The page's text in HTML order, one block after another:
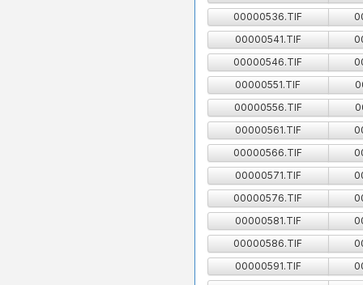
00000536.TIF
00000541.TIF
00000546.TIF
00000551.TIF
00000556.TIF
00000561.TIF
00000566.TIF
00000571.TIF
00000576.TIF
00000581.TIF
00000586.TIF
00000591.TIF